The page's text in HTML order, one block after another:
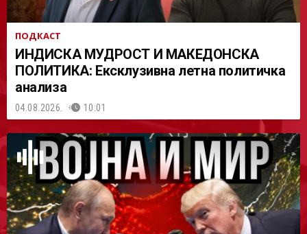
ПОДКАСТ
ИНДИСКА МУДРОСТ И МАКЕДОНСКА
ПОЛИТИКА: Ексклузивна летна политичка
анализа
04.08.2026. 10:01